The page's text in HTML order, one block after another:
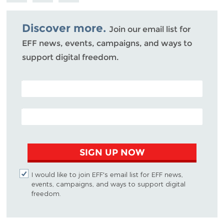
Bluesky
Discover more. Join our email list for
EFF news, events, campaigns, and ways to
support digital freedom.
POSTAL CODE (OPTIONAL)
EMAIL ADDRESS
SIGN UP NOW
I would like to join EFF's email list for EFF news,
events, campaigns, and ways to support digital
freedom.